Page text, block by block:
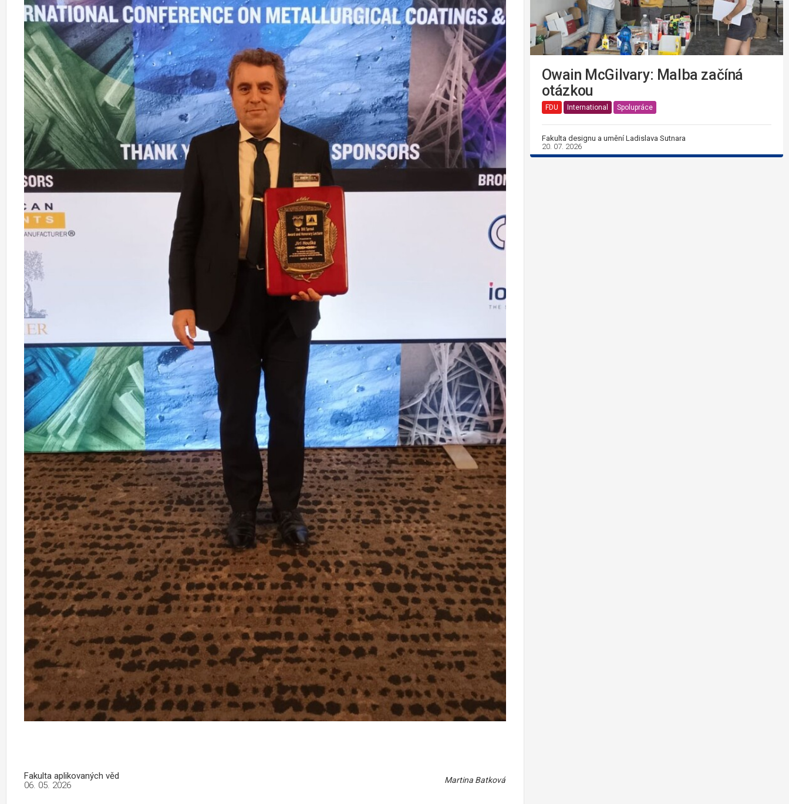
Fakulta aplikovaných věd Martina Batková
06. 05. 2026
Owain McGilvary: Malba začíná
otázkou
FDU International Spolupráce
Fakulta designu a umění Ladislava Sutnara
20. 07. 2026